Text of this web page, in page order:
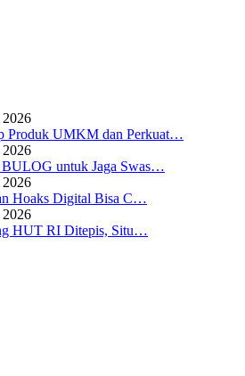
2026
Produk UMKM dan Perkuat…
2026
BULOG untuk Jaga Swas…
2026
Hoaks Digital Bisa C…
2026
HUT RI Ditepis, Situ…